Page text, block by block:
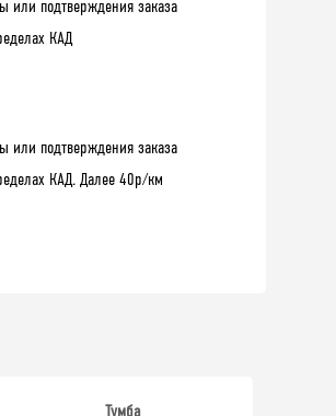
или подтверждения заказа
КАД
или подтверждения заказа
КАД. Далее 40р/км
Тумба